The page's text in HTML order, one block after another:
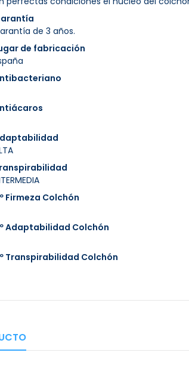
de 3 años.
de fabricación
Firmeza Colchón
Adaptabilidad Colchón
Transpirabilidad Colchón